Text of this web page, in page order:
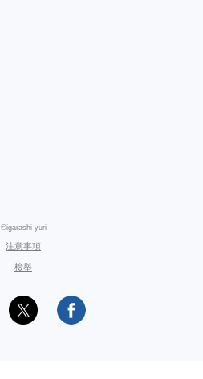
©igarashi yuri
注意事項
檢舉